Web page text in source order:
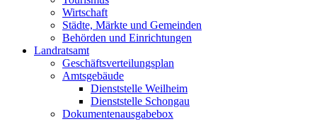
Wirtschaft
Städte, Märkte und Gemeinden
Behörden und Einrichtungen
Landratsamt
Geschäftsverteilungsplan
Amtsgebäude
Dienststelle Weilheim
Dienststelle Schongau
Dokumentenausgabebox